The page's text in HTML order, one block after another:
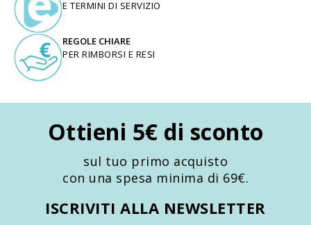
E TERMINI DI SERVIZIO
REGOLE CHIARE
PER RIMBORSI E RESI
Ottieni 5€ di sconto
sul tuo primo acquisto
con una spesa minima di 69€.
ISCRIVITI ALLA NEWSLETTER